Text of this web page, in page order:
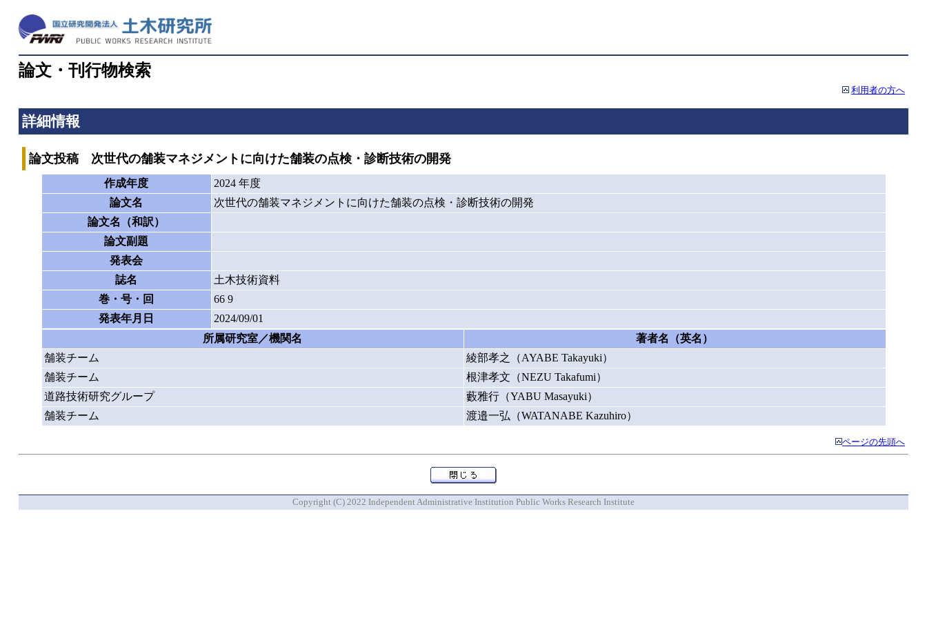
論文・刊行物検索
利用者の方へ
詳細情報
論文投稿 次世代の舗装マネジメントに向けた舗装の点検・診断技術の開発
作成年度
2024 年度
論文名
次世代の舗装マネジメントに向けた舗装の点検・診断技術の開発
論文名（和訳）
論文副題
発表会
誌名
土木技術資料
巻・号・回
66 9
発表年月日
2024/09/01
所属研究室／機関名
著者名（英名）
舗装チーム
綾部孝之（AYABE Takayuki）
舗装チーム
根津孝文（NEZU Takafumi）
道路技術研究グループ
藪雅行（YABU Masayuki）
舗装チーム
渡邉一弘（WATANABE Kazuhiro）
ページの先頭へ
Copyright (C) 2022 Independent Administrative Institution Public Works Research Institute